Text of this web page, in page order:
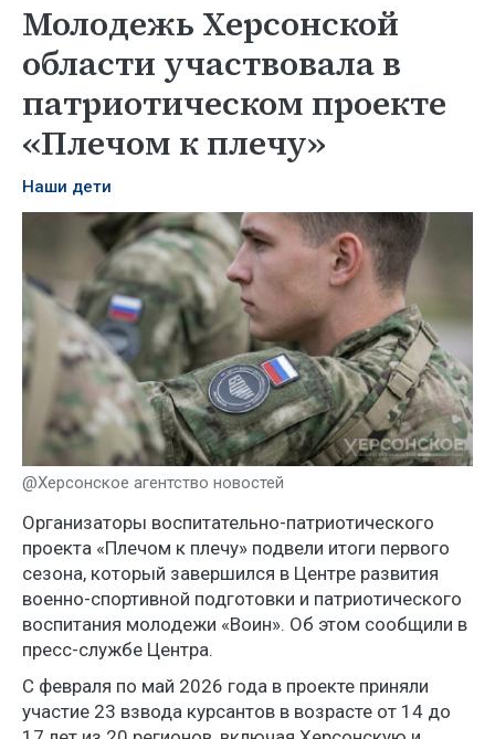
Молодежь Херсонской
области участвовала в
патриотическом проекте
«Плечом к плечу»
Наши дети
@Херсонское агентство новостей
Организаторы воспитательно-патриотического
проекта «Плечом к плечу» подвели итоги первого
сезона, который завершился в Центре развития
военно-спортивной подготовки и патриотического
воспитания молодежи «Воин». Об этом сообщили в
пресс-службе Центра.
С февраля по май 2026 года в проекте приняли
участие 23 взвода курсантов в возрасте от 14 до